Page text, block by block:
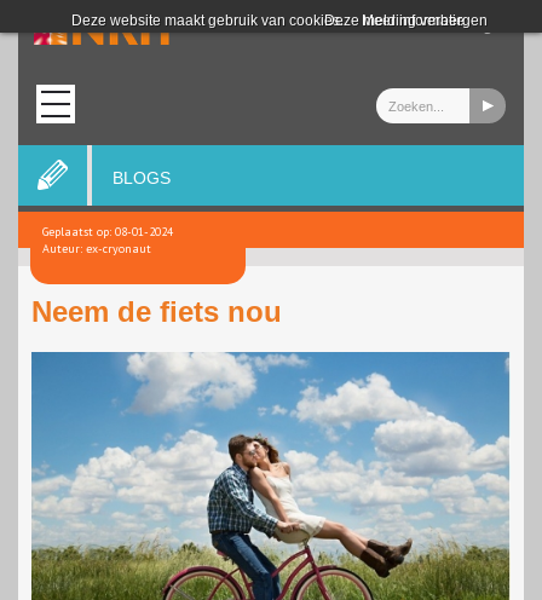
Deze website maakt gebruik van cookies. Meer informatie
Deze melding verbergen
Login
BLOGS
Geplaatst op: 08-01-2024
Auteur: ex-cryonaut
Neem de fiets nou